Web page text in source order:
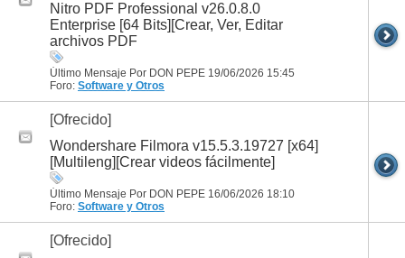
Nitro PDF Professional v26.0.8.0
Enterprise [64 Bits][Crear, Ver, Editar
archivos PDF
Último Mensaje Por DON PEPE 19/06/2026 15:45
Foro: Software y Otros
[Ofrecido]
Wondershare Filmora v15.5.3.19727 [x64]
[Multileng][Crear videos fácilmente]
Último Mensaje Por DON PEPE 16/06/2026 18:10
Foro: Software y Otros
[Ofrecido]